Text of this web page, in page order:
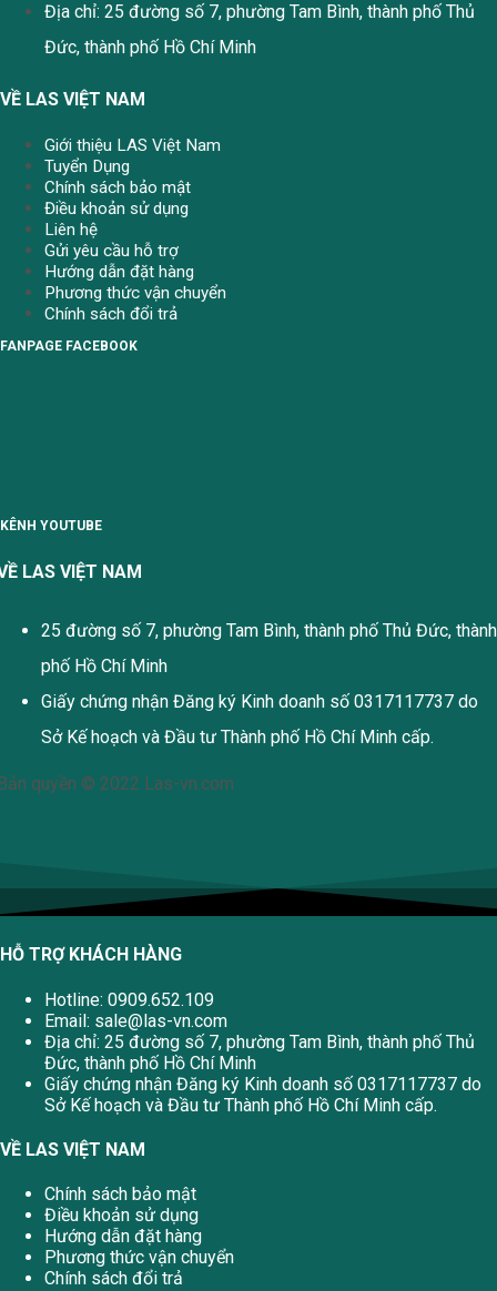
Địa chỉ: 25 đường số 7, phường Tam Bình, thành phố Thủ
Đức, thành phố Hồ Chí Minh
VỀ LAS VIỆT NAM
Giới thiệu LAS Việt Nam
Tuyển Dụng
Chính sách bảo mật
Điều khoản sử dụng
Liên hệ
Gửi yêu cầu hỗ trợ
Hướng dẫn đặt hàng
Phương thức vận chuyển
Chính sách đổi trả
FANPAGE FACEBOOK
KÊNH YOUTUBE
LAS VIỆT NAM
25 đường số 7, phường Tam Bình, thành phố Thủ Đức, thành
phố Hồ Chí Minh
Giấy chứng nhận Đăng ký Kinh doanh số 0317117737 do
Sở Kế hoạch và Đầu tư Thành phố Hồ Chí Minh cấp.
quyền © 2022 Las-vn.com
HỖ TRỢ KHÁCH HÀNG
Hotline: 0909.652.109
Email: sale@las-vn.com
Địa chỉ: 25 đường số 7, phường Tam Bình, thành phố Thủ
Đức, thành phố Hồ Chí Minh
Giấy chứng nhận Đăng ký Kinh doanh số 0317117737 do
Sở Kế hoạch và Đầu tư Thành phố Hồ Chí Minh cấp.
VỀ LAS VIỆT NAM
Chính sách bảo mật
Điều khoản sử dụng
Hướng dẫn đặt hàng
Phương thức vận chuyển
Chính sách đổi trả